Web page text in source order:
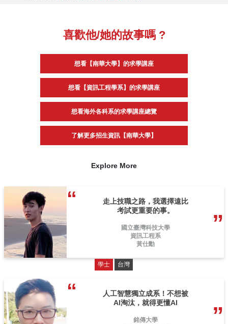
喜歡他/她的故事嗎 ?
想看【南華大學】的求學講座
想看【資訊工程學系】的求學講座
想看海外各科系的求學講座總覽
了解更多招生資訊【南華大學】
Explore More
走上技職之路，我選擇遠比
考試更重要的事。
國立臺灣科技大學
資訊工程系
黃仕勳
學士 台灣
人工智慧獨立成系！不想被
AI淘汰，就得更懂AI
銘傳大學